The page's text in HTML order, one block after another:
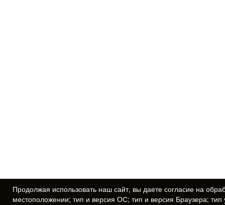
Продолжая использовать наш сайт, вы даете согласие на
местоположении; тип и версия ОС; тип и версия Браузера;